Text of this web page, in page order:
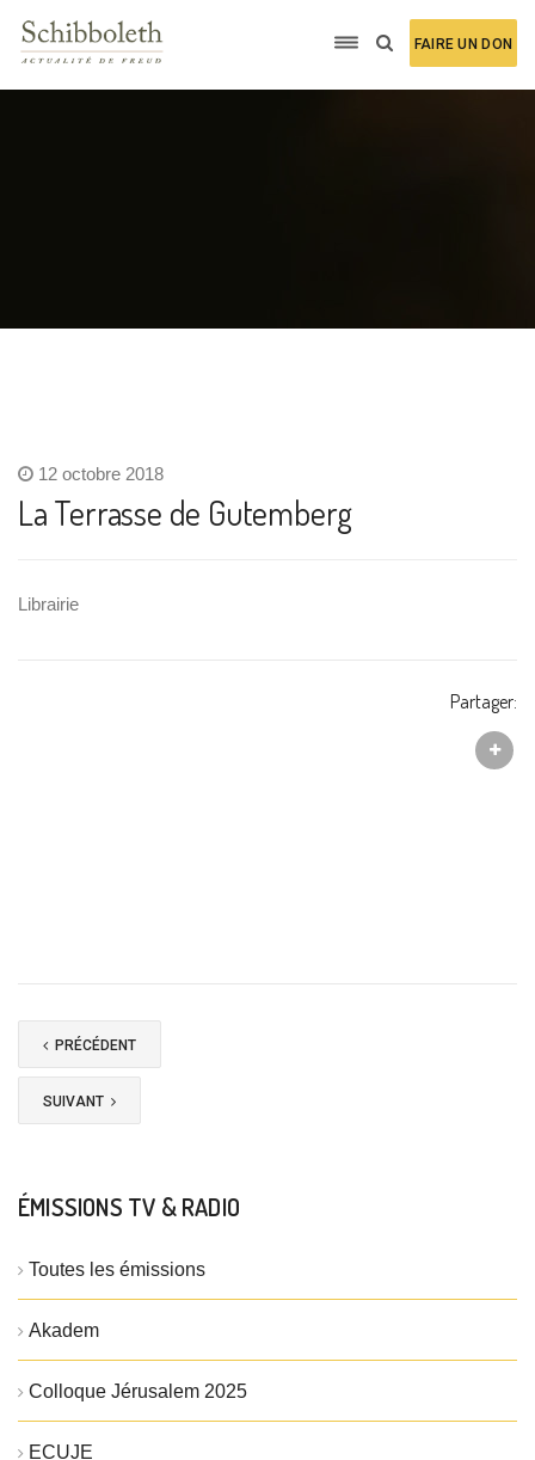
FAIRE UN DON
12 octobre 2018
La Terrasse de Gutemberg
Librairie
Partager:
PRÉCÉDENT
SUIVANT
ÉMISSIONS TV & RADIO
Toutes les émissions
Akadem
Colloque Jérusalem 2025
ECUJE